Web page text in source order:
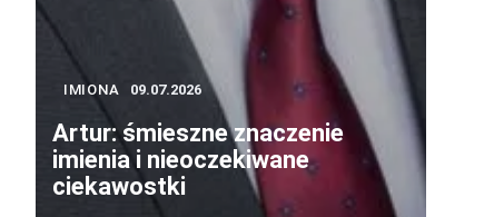
IMIONA 09.07.2026
Artur: śmieszne znaczenie
imienia i nieoczekiwane
ciekawostki